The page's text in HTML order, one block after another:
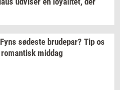
sø­de­ste bru­de­par? Tip os
ro­man­tisk mid­dag